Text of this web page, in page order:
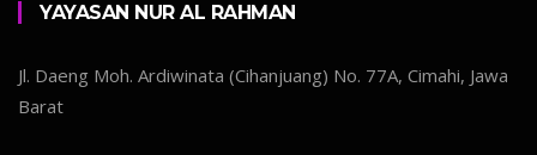
YAYASAN NUR AL RAHMAN
Jl. Daeng Moh. Ardiwinata (Cihanjuang) No. 77A, Cimahi, Jawa
Barat